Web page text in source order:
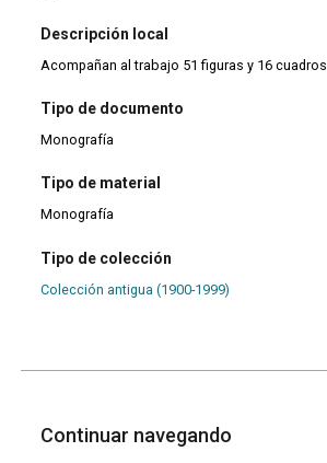
Descripción local
Acompañan al trabajo 51 figuras y 16 cuadros
Tipo de documento
Monografía
Tipo de material
Monografía
Tipo de colección
Colección antigua (1900-1999)
Continuar navegando